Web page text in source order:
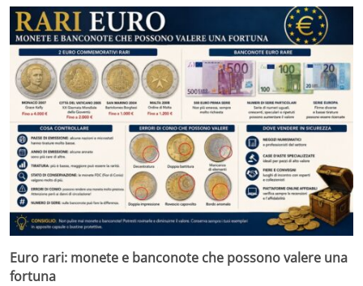
Euro rari: monete e banconote che possono valere una
fortuna